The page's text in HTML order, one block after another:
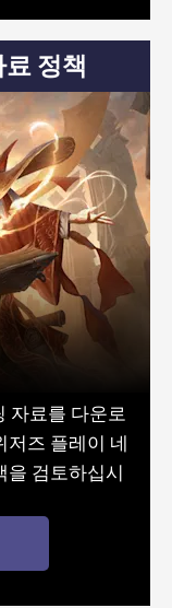
료 정책
자료를 다운로
저즈 플레이 네
을 검토하십시